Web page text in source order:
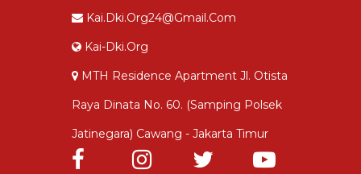
Kai.dki.org24@gmail.com
Kai-Dki.org
MTH Residence Apartment Jl. Otista
Raya Dinata No. 60. (samping Polsek
Jatinegara) Cawang - Jakarta Timur